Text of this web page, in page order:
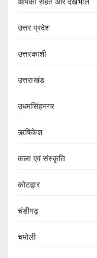
उत्तर प्रदेश
उत्तरकाशी
उत्तराखंड
उधमसिंहनगर
ऋषिकेश
कला एवं संस्कृति
कोटद्वार
चंडीगढ़
चमोली